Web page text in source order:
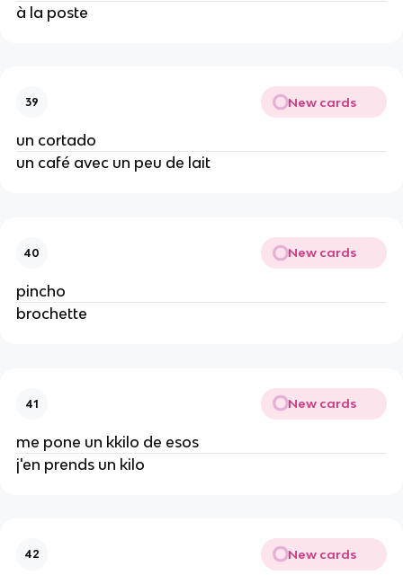
à la poste
39 New cards
un cortado
un café avec un peu de lait
40 New cards
pincho
brochette
41 New cards
me pone un kkilo de esos
j'en prends un kilo
42 New cards